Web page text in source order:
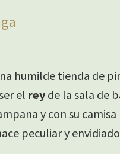
humilde tienda de
el rey de la sala de
y con su
peculiar y